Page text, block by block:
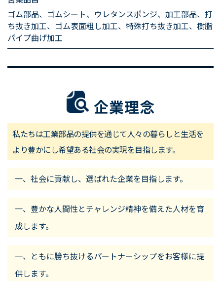
ゴム部品、ゴムシート、ウレタンスポンジ、加工部品、打
ち抜き加工、ゴム表面粗し加工、特殊打ち抜き加工、樹脂
パイプ曲げ加工
企業理念
私たちは工業部品の提供を通じて人々の暮らしと生活を
より豊かにし希望ある社会の実現を目指します。
社会に貢献し、選ばれた企業を目指します。
豊かな人間性とチャレンジ精神を備えた人材を育
成します。
ともに勝ち抜けるパートナーシップをお客様に提
供します。